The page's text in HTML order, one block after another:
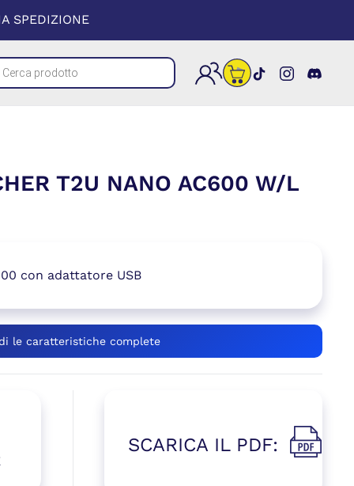
NUOVA FINESTRA)
SPEDIZIONE
(si apre in
(si apre
T2U NANO AC600 W/L
con adattatore USB
le caratteristiche complete
nuova finestra)
SCARICA IL PDF:
(si apre